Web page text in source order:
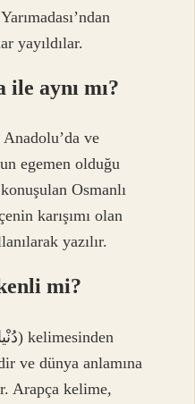
yayıldılar.
ile aynı mı?
Anadolu’da ve
egemen olduğu
Osmanlı
karışımı olan
yazılır.
mi?
ve dünya anlamına
Arapça kelime,